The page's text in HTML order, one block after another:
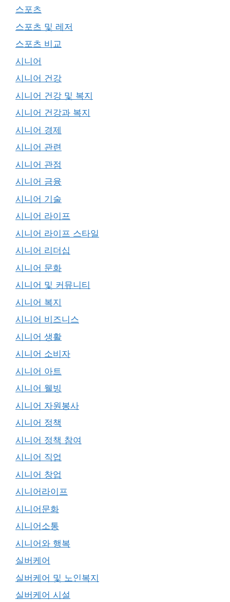
스포츠
스포츠 및 레저
스포츠 비교
시니어
시니어 건강
시니어 건강 및 복지
시니어 건강과 복지
시니어 경제
시니어 관련
시니어 관점
시니어 금융
시니어 기술
시니어 라이프
시니어 라이프 스타일
시니어 리더십
시니어 문화
시니어 및 커뮤니티
시니어 복지
시니어 비즈니스
시니어 생활
시니어 소비자
시니어 아트
시니어 웰빙
시니어 자원봉사
시니어 정책
시니어 정책 참여
시니어 직업
시니어 창업
시니어라이프
시니어문화
시니어소통
시니어와 행복
실버케어
실버케어 및 노인복지
실버케어 시설